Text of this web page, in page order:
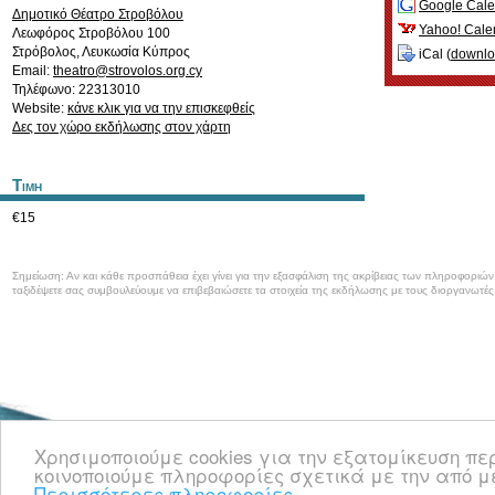
Χρησιμοποιούμε cookies για την εξατομίκευση
κοινοποιούμε πληροφορίες σχετικά με την από
Δημοτικό Θέατρο Στροβόλου
Λεωφόρος Στροβόλου 100
Στρόβολος,Λευκωσία Κύπρος
Email: theatro@strovolos.org.cy
Τηλέφωνο: 22313010
Website: κάνε κλικ για να την επισκεφθείς
Δες τον χώρο εκδήλωσης στον χάρτη
Τιμη
€15
Google
Yahoo!
iCal (
Σημείωση: Αν και κάθε προσπάθεια έχει γίνει για την εξασφάλιση της ακρίβειας των
ταξιδέψετε σας συμβουλεύουμε να επιβεβαιώσετε τα στοιχεία της εκδήλωσης με τους διοργανωτές.
κοινωνικές, μουσικές και όλες τις άλλες εκδηλώσεις στην Κύπρο.